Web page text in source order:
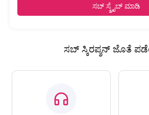
ಸಬ್ ಸ್ಕ್ರೈಬ್ ಮಾಡಿ
ಸಬ್ ಸ್ಕಿರಪ್ಶನ್ ಜೊತೆ